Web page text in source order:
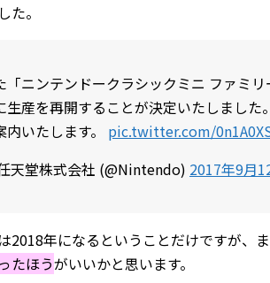
た。
「ニンテンドークラシックミニ ファミ
生産を再開することが決定いたしまし
内いたします。 pic.twitter.com/
天堂株式会社 (@Nintendo) 2017年9月
2018年になるということだけですが、
たほうがいいかと思います。